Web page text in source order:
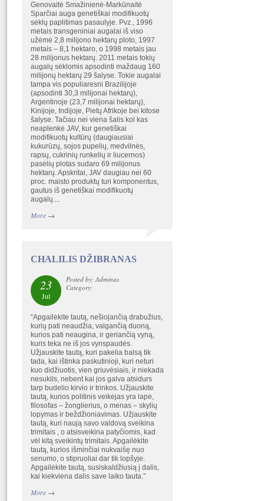
Genovaitė Smažinienė-Markūnaitė
Sparčiai auga genetiškai modifikuotų
sėklų paplitimas pasaulyje. Pvz., 1996
metais transgeniniai augalai iš viso
užėmė 2,8 milijono hektarų ploto, 1997
metais – 8,1 hektaro, o 1998 metais jau
28 milijonus hektarų. 2011 metais tokių
augalų sėklomis apsodinti maždaug 160
milijonų hektarų 29 šalyse. Tokie augalai
tampa vis populiaresni Brazilijoje
(apsodinti 30,3 milijonai hektarų),
Argentinoje (23,7 milijonai hektarų),
Kinijoje, Indijoje, Pietų Afrikoje bei kitose
šalyse. Tačiau nei viena šalis kol kas
neaplenkė JAV, kur genetiškai
modifikuotų kultūrų (daugiausiai
kukurūzų, sojos pupelių, medvilnės,
rapsų, cukrinių runkelių ir liucernos)
pasėlių plotas sudaro 69 milijonus
hektarų. Apskritai, JAV daugiau nei 60
proc. maisto produktų turi komponentus,
gautus iš genetiškai modifikuotų
augalų....
More→
CHALILIS DŽIBRANAS
23
Jul
Posted by: Adminas
Category:
“Apgailėkite tautą, nešiojančią drabužius,
kurių pati neaudžia, valgančią duoną,
kurios pati neaugina, ir geriančią vyną,
kuris teka ne iš jos vynspaudės.
Užjauskite tautą, kuri pakelia balsą tik
tada, kai ištinka paskutinioji, kuri neturi
kuo didžiuotis, vien griuvėsiais, ir niekada
nesukils, nebent kai jos galva atsidurs
tarp budelio kirvio ir trinkos. Užjauskite
tautą, kurios politinis veikėjas yra lapė,
filosofas – žonglierius, o menas – skylių
lopymas ir beždžioniavimas. Užjauskite
tautą, kuri naują savo valdovą sveikina
trimitais , o atsisveikina patyčiomis, kad
vėl kitą sveikintų trimitais. Apgailėkite
tautą, kurios išminčiai nukvaišę nuo
senumo, o stipruoliai dar tik lopšyje.
Apgailėkite tautą, susiskaldžiusią į dalis,
kai kiekviena dalis save laiko tauta.”
More→